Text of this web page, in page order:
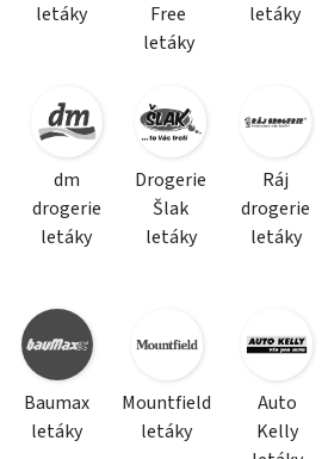
letáky
Free
letáky
letáky
dm
drogerie
letáky
Drogerie
Šlak
letáky
Ráj
drogerie
letáky
Baumax
letáky
Mountfield
letáky
Auto
Kelly